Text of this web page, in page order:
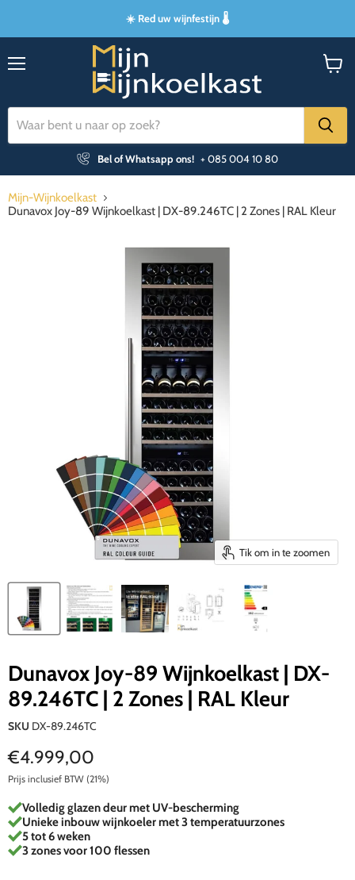
☀️ Red uw wijnfestijn 🌡️
Bel of Whatsapp ons! + 085 004 10 80
Mijn-Wijnkoelkast
Dunavox Joy-89 Wijnkoelkast | DX-89.246TC | 2 Zones | RAL Kleur
Tik om in te zoomen
Dunavox Joy-89 Wijnkoelkast | DX-
89.246TC | 2 Zones | RAL Kleur
SKU DX-89.246TC
Huidige prijs
€4.999,00
Prijs inclusief BTW (21%)
Volledig glazen deur met UV-bescherming
Unieke inbouw wijnkoeler met 3 temperatuurzones
5 tot 6 weken
3 zones voor 100 flessen